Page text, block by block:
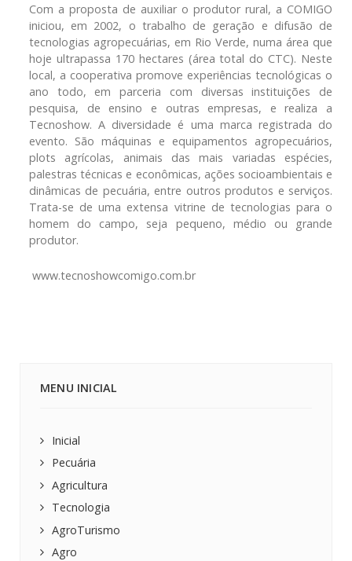
Com a proposta de auxiliar o produtor rural, a COMIGO
iniciou, em 2002, o trabalho de geração e difusão de
tecnologias agropecuárias, em Rio Verde, numa área que
hoje ultrapassa 170 hectares (área total do CTC). Neste
local, a cooperativa promove experiências tecnológicas o
ano todo, em parceria com diversas instituições de
pesquisa, de ensino e outras empresas, e realiza a
Tecnoshow. A diversidade é uma marca registrada do
evento. São máquinas e equipamentos agropecuários,
plots agrícolas, animais das mais variadas espécies,
palestras técnicas e econômicas, ações socioambientais e
dinâmicas de pecuária, entre outros produtos e serviços.
Trata-se de uma extensa vitrine de tecnologias para o
homem do campo, seja pequeno, médio ou grande
produtor.
www.tecnoshowcomigo.com.br
MENU INICIAL
Inicial
Pecuária
Agricultura
Tecnologia
AgroTurismo
Agro